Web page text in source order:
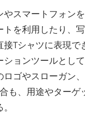
スマートフォン
を利用したり、
Tシャツに表現で
ョンツールとし
ゴやスローガン
も、用途やター